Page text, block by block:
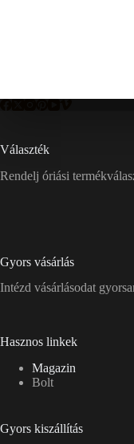
Választék
Rendelj óriási
Gyors vásárlás
Intézd vásárlásodat
Hasznos linkek
Magazin
Bolt
Gyors kiszállítás